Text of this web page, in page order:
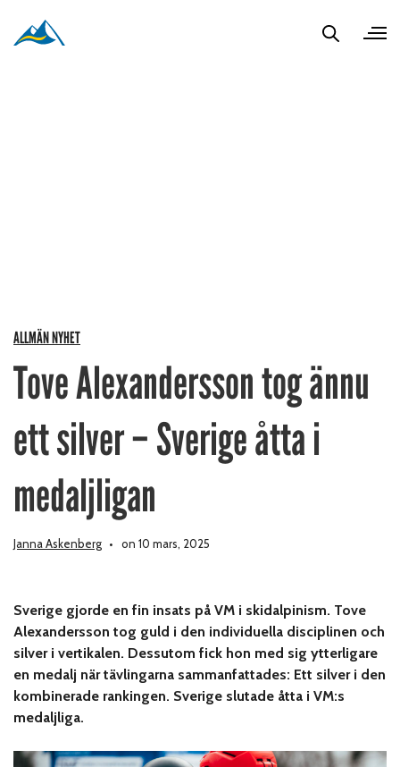
ALLMÄN NYHET
Tove Alexandersson tog ännu
ett silver – Sverige åtta i
medaljligan
Janna Askenberg on 10 mars, 2025
Sverige gjorde en fin insats på VM i skidalpinism. Tove
Alexandersson tog guld i den individuella disciplinen och
silver i vertikalen. Dessutom fick hon med sig ytterligare
en medalj när tävlingarna sammanfattades: Ett silver i den
kombinerade rankingen. Sverige slutade åtta i VM:s
medaljliga.